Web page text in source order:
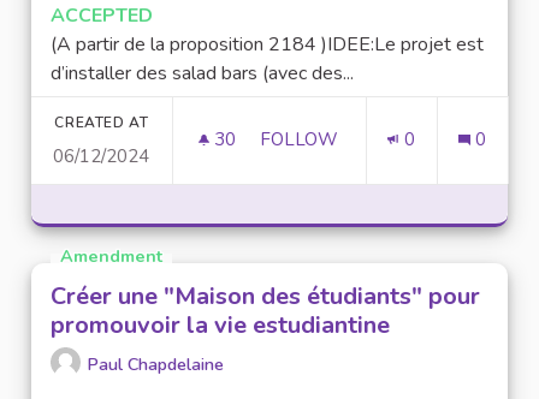
ACCEPTED
(A partir de la proposition 2184 )IDEE:Le projet est
d’installer des salad bars (avec des...
CREATED AT
06/12/2024
30 30 FOLLOWERS
FOLLOW 0 0
Amendment
Créer une "Maison des étudiants" pour
promouvoir la vie estudiantine
Paul Chapdelaine